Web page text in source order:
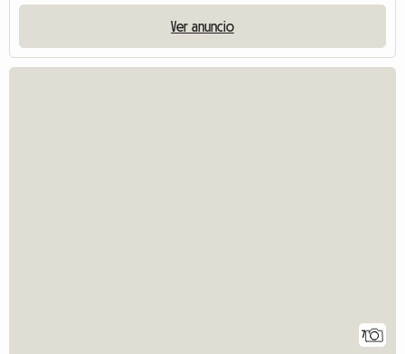
Ver anuncio
7